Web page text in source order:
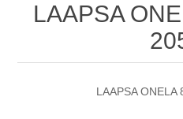
LAAPSA
LAAPSA ONELA